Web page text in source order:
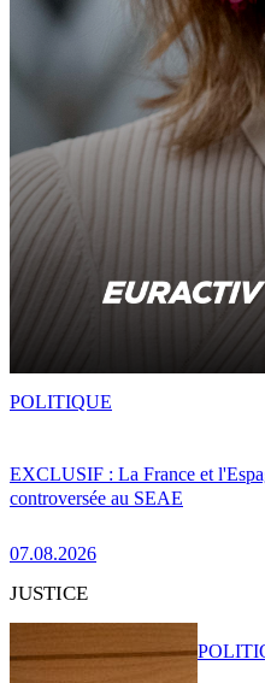
EXCLUSIF : La France et
controversée au SEAE
07.08.2026
POLITIQUE
JUSTICE